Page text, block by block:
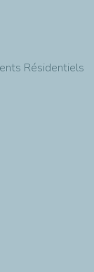
Résidentiels